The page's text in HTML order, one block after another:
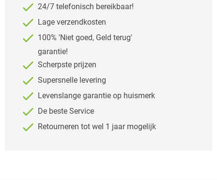
24/7 telefonisch bereikbaar!
Lage verzendkosten
100% 'Niet goed, Geld terug'
garantie!
Scherpste prijzen
Supersnelle levering
Levenslange garantie op huismerk
De beste Service
Retourneren tot wel 1 jaar mogelijk